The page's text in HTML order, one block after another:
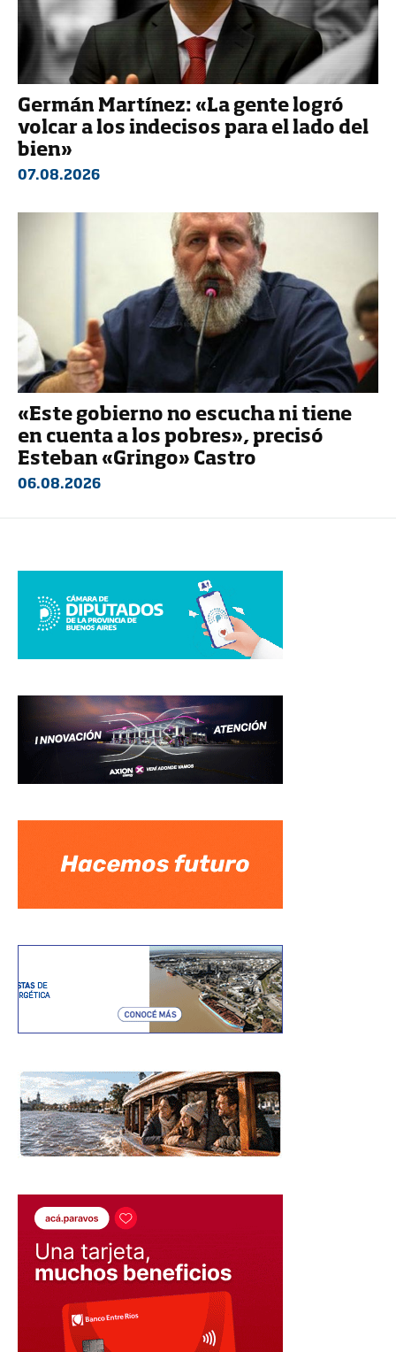
Germán Martínez: «La gente logró
volcar a los indecisos para el lado del
bien»
07.08.2026
«Este gobierno no escucha ni tiene
en cuenta a los pobres», precisó
Esteban «Gringo» Castro
06.08.2026